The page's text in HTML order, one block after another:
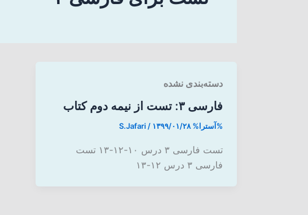
دسته‌بندی نشده
فارسی ۳: تست از نیمه دوم کتاب
%آسترا% S.Jafari / ۱۳۹۹/۰۱/۲۸
تست فارسی ۳ درس ۱۰-۱۲-۱۳ تست
فارسی ۳ درس ۱۲-۱۳